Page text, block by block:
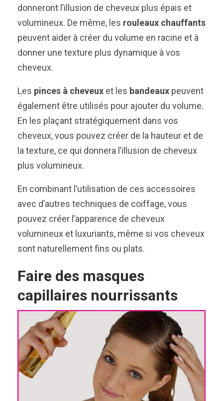
donneront l’illusion de cheveux plus épais et
volumineux. De même, les rouleaux chauffants
peuvent aider à créer du volume en racine et à
donner une texture plus dynamique à vos
cheveux.
Les pinces à cheveux et les bandeaux peuvent
également être utilisés pour ajouter du volume.
En les plaçant stratégiquement dans vos
cheveux, vous pouvez créer de la hauteur et de
la texture, ce qui donnera l’illusion de cheveux
plus volumineux.
En combinant l’utilisation de ces accessoires
avec d’autres techniques de coiffage, vous
pouvez créer l’apparence de cheveux
volumineux et luxuriants, même si vos cheveux
sont naturellement fins ou plats.
Faire des masques
capillaires nourrissants